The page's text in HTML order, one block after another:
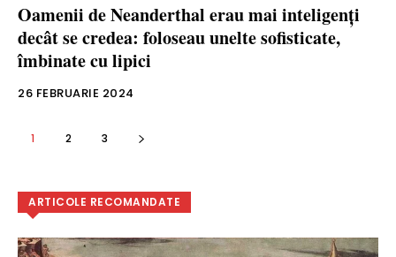
Oamenii de Neanderthal erau mai inteligenţi
decât se credea: foloseau unelte sofisticate,
îmbinate cu lipici
26 FEBRUARIE 2024
1 2 3
ARTICOLE RECOMANDATE